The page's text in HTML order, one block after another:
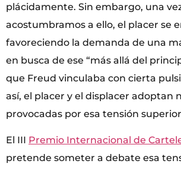
plácidamente. Sin embargo, una
acostumbramos a ello, el placer se
favoreciendo la demanda de una
en busca de ese “más allá del
que Freud vinculaba con cierta
así, el placer y el displacer adoptan
provocadas por esa tensión
El III Premio Internacional de
pretende someter a debate esa